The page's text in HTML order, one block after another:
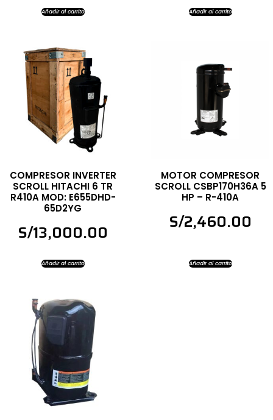
Añadir al carrito Añadir al carrito
COMPRESOR INVERTER
SCROLL HITACHI 6 TR
R410A MOD: E655DHD-
65D2YG
S/13,000.00
Añadir al carrito
MOTOR COMPRESOR
SCROLL CSBP170H36A 5
HP – R-410A
S/2,460.00
Añadir al carrito